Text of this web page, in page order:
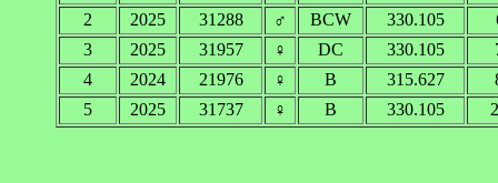
2
2025 31288 ♂ BCW 330.105
3
2025 31957 ♀ DC 330.105
4
2024 21976 ♀ B 315.627
5
2025 31737 ♀ B 330.105